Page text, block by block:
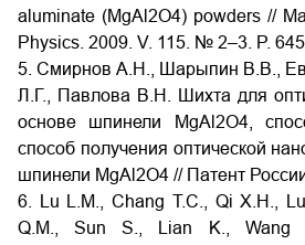
aluminate (MgAl2O4) powders //
Physics. 2009. V. 115. № 2–3. P.
5. Смирнов А.Н., Шарыпин В.В.,
Л.Г., Павлова В.Н. Шихта для
основе шпинели MgAl2O4,
способ получения оптической
шпинели MgAl2O4 // Патент
6. Lu L.M., Chang T.C., Qi X.H.,
Q.M., Sun S., Lian K., Wang